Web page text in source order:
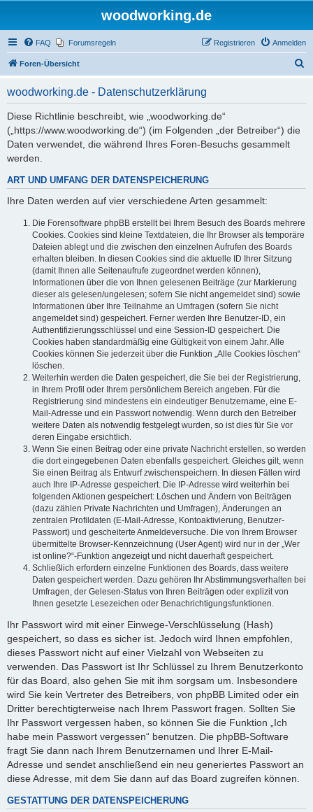
woodworking.de
FAQ Forumsregeln Anmelden
Registrieren
Foren-Übersicht
woodworking.de - Datenschutzerklärung
Diese Richtlinie beschreibt, wie „woodworking.de“
(„https://www.woodworking.de“) (im Folgenden „der Betreiber“) die
Daten verwendet, die während Ihres Foren-Besuchs gesammelt
werden.
ART UND UMFANG DER DATENSPEICHERUNG
Ihre Daten werden auf vier verschiedene Arten gesammelt:
Die Forensoftware phpBB erstellt bei Ihrem Besuch des Boards mehrere
Cookies. Cookies sind kleine Textdateien, die Ihr Browser als temporäre
Dateien ablegt und die zwischen den einzelnen Aufrufen des Boards
erhalten bleiben. In diesen Cookies sind die aktuelle ID Ihrer Sitzung
(damit Ihnen alle Seitenaufrufe zugeordnet werden können),
Informationen über die von Ihnen gelesenen Beiträge (zur Markierung
dieser als gelesen/ungelesen; sofern Sie nicht angemeldet sind) sowie
Informationen über Ihre Teilnahme an Umfragen (sofern Sie nicht
angemeldet sind) gespeichert. Ferner werden Ihre Benutzer-ID, ein
Authentifizierungsschlüssel und eine Session-ID gespeichert. Die
Cookies haben standardmäßig eine Gültigkeit von einem Jahr. Alle
Cookies können Sie jederzeit über die Funktion „Alle Cookies löschen“
löschen.
Weiterhin werden die Daten gespeichert, die Sie bei der Registrierung,
in Ihrem Profil oder Ihrem persönlichem Bereich angeben. Für die
Registrierung sind mindestens ein eindeutiger Benutzername, eine E-
Mail-Adresse und ein Passwort notwendig. Wenn durch den Betreiber
weitere Daten als notwendig festgelegt wurden, so ist dies für Sie vor
deren Eingabe ersichtlich.
Wenn Sie einen Beitrag oder eine private Nachricht erstellen, so werden
die dort eingegebenen Daten ebenfalls gespeichert. Gleiches gilt, wenn
Sie einen Beitrag als Entwurf zwischenspeichern. In diesen Fällen wird
auch Ihre IP-Adresse gespeichert. Die IP-Adresse wird weiterhin bei
folgenden Aktionen gespeichert: Löschen und Ändern von Beiträgen
(dazu zählen Private Nachrichten und Umfragen), Änderungen an
zentralen Profildaten (E-Mail-Adresse, Kontoaktivierung, Benutzer-
Passwort) und gescheiterte Anmeldeversuche. Die von Ihrem Browser
übermittelte Browser-Kennzeichnung (User Agent) wird nur in der „Wer
ist online?“-Funktion angezeigt und nicht dauerhaft gespeichert.
Schließlich erfordern einzelne Funktionen des Boards, dass weitere
Daten gespeichert werden. Dazu gehören Ihr Abstimmungsverhalten bei
Umfragen, der Gelesen-Status von Ihren Beiträgen oder explizit von
Ihnen gesetzte Lesezeichen oder Benachrichtigungsfunktionen.
Ihr Passwort wird mit einer Einwege-Verschlüsselung (Hash)
gespeichert, so dass es sicher ist. Jedoch wird Ihnen empfohlen,
dieses Passwort nicht auf einer Vielzahl von Webseiten zu
verwenden. Das Passwort ist Ihr Schlüssel zu Ihrem Benutzerkonto
für das Board, also gehen Sie mit ihm sorgsam um. Insbesondere
wird Sie kein Vertreter des Betreibers, von phpBB Limited oder ein
Dritter berechtigterweise nach Ihrem Passwort fragen. Sollten Sie
Ihr Passwort vergessen haben, so können Sie die Funktion „Ich
habe mein Passwort vergessen“ benutzen. Die phpBB-Software
fragt Sie dann nach Ihrem Benutzernamen und Ihrer E-Mail-
Adresse und sendet anschließend ein neu generiertes Passwort an
diese Adresse, mit dem Sie dann auf das Board zugreifen können.
GESTATTUNG DER DATENSPEICHERUNG